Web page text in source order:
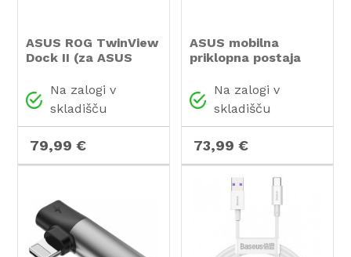
ASUS ROG TwinView
Dock II (za ASUS
Na zalogi v
skladišču
79,99 €
ASUS mobilna
priklopna postaja
ROG Phone II in III)
Na zalogi v
skladišču
73,99 €